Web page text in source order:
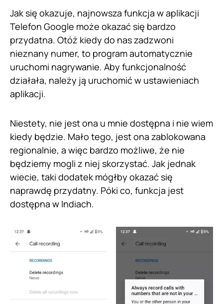
Jak się okazuje, najnowsza funkcja w aplikacji
Telefon Google może okazać się bardzo
przydatna. Otóż kiedy do nas zadzwoni
nieznany numer, to program automatycznie
uruchomi nagrywanie. Aby funkcjonalność
działała, należy ją uruchomić w ustawieniach
aplikacji.
Niestety, nie jest ona u mnie dostępna i nie wiem
kiedy będzie. Mało tego, jest ona zablokowana
regionalnie, a więc bardzo możliwe, że nie
będziemy mogli z niej skorzystać. Jak jednak
wiecie, taki dodatek mógłby okazać się
naprawdę przydatny. Póki co, funkcja jest
dostępna w Indiach.